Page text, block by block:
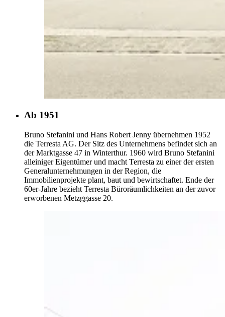
Ab 1951
Bruno Stefanini und Hans Robert Jenny übernehmen 1952
die Terresta AG. Der Sitz des Unternehmens befindet sich an
der Marktgasse 47 in Winterthur. 1960 wird Bruno Stefanini
alleiniger Eigentümer und macht Terresta zu einer der ersten
Generalunternehmungen in der Region, die
Immobilienprojekte plant, baut und bewirtschaftet. Ende der
60er-Jahre bezieht Terresta Büroräumlichkeiten an der zuvor
erworbenen Metzggasse 20.